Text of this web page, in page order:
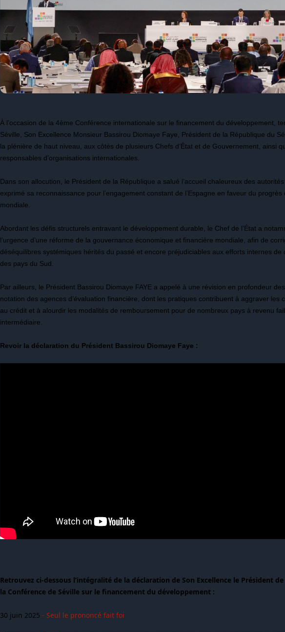
À l’occasion de la 4ème Conférence internationale sur le financement du développement,
Séville, Son Excellence Monsieur Bassirou Diomaye Faye, Président de la République du
la plénière de haut niveau, aux côtés de plusieurs Chefs d’État et de Gouvernement, ainsi
responsables d’organisations internationales.
Dans son allocution, le Président de la République a salué l’accueil chaleureux des
exprimé sa reconnaissance pour l’engagement constant de l’Espagne en faveur du progrès
mondiale.
Abordant les défis structurels entravant le développement durable, le Chef de l’État a
l’urgence d’une réforme de la gouvernance économique et financière mondiale, afin de
déséquilibres systémiques hérités du passé et encore préjudiciables aux efforts internes de
des pays du Sud.
Par ailleurs, le Président Bassirou Diomaye FAYE a appelé à une révision en profondeur
notation des agences d’évaluation financière, dont les pratiques contribuent à aggraver les
au crédit et à alourdir les modalités de remboursement pour de nombreux pays à revenu
intermédiaire.
Revoir la déclaration du Président Bassirou Diomaye Faye :
Retrouvez ci-dessous l’intégralité de la déclaration de Son Excellence le Président
la Conférence de Séville sur le financement du développement :
30 juin 2025 - Seul le prononcé fait foi